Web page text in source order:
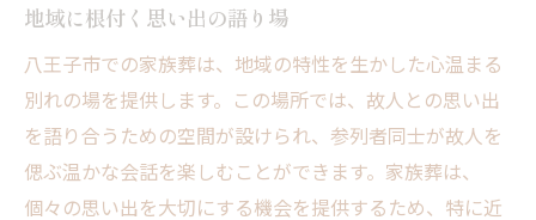
地域に根付く思い出の語り場
八王子市での家族葬は、地域の特性を生かした心温まる
別れの場を提供します。この場所では、故人との思い出
を語り合うための空間が設けられ、参列者同士が故人を
偲ぶ温かな会話を楽しむことができます。家族葬は、
個々の思い出を大切にする機会を提供するため、特に近